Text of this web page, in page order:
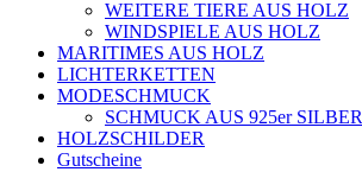
WEITERE TIERE AUS HOLZ
WINDSPIELE AUS HOLZ
MARITIMES AUS HOLZ
LICHTERKETTEN
MODESCHMUCK
SCHMUCK AUS 925er SILBER
HOLZSCHILDER
Gutscheine